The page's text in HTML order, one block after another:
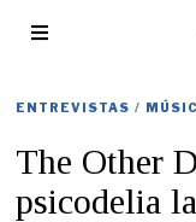
ENTREVISTAS /
The Other
psicodelia